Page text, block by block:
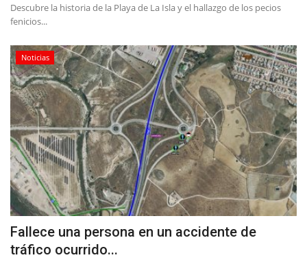
Descubre la historia de la Playa de La Isla y el hallazgo de los pecios
fenicios...
Noticias
Fallece una persona en un accidente de
tráfico ocurrido...